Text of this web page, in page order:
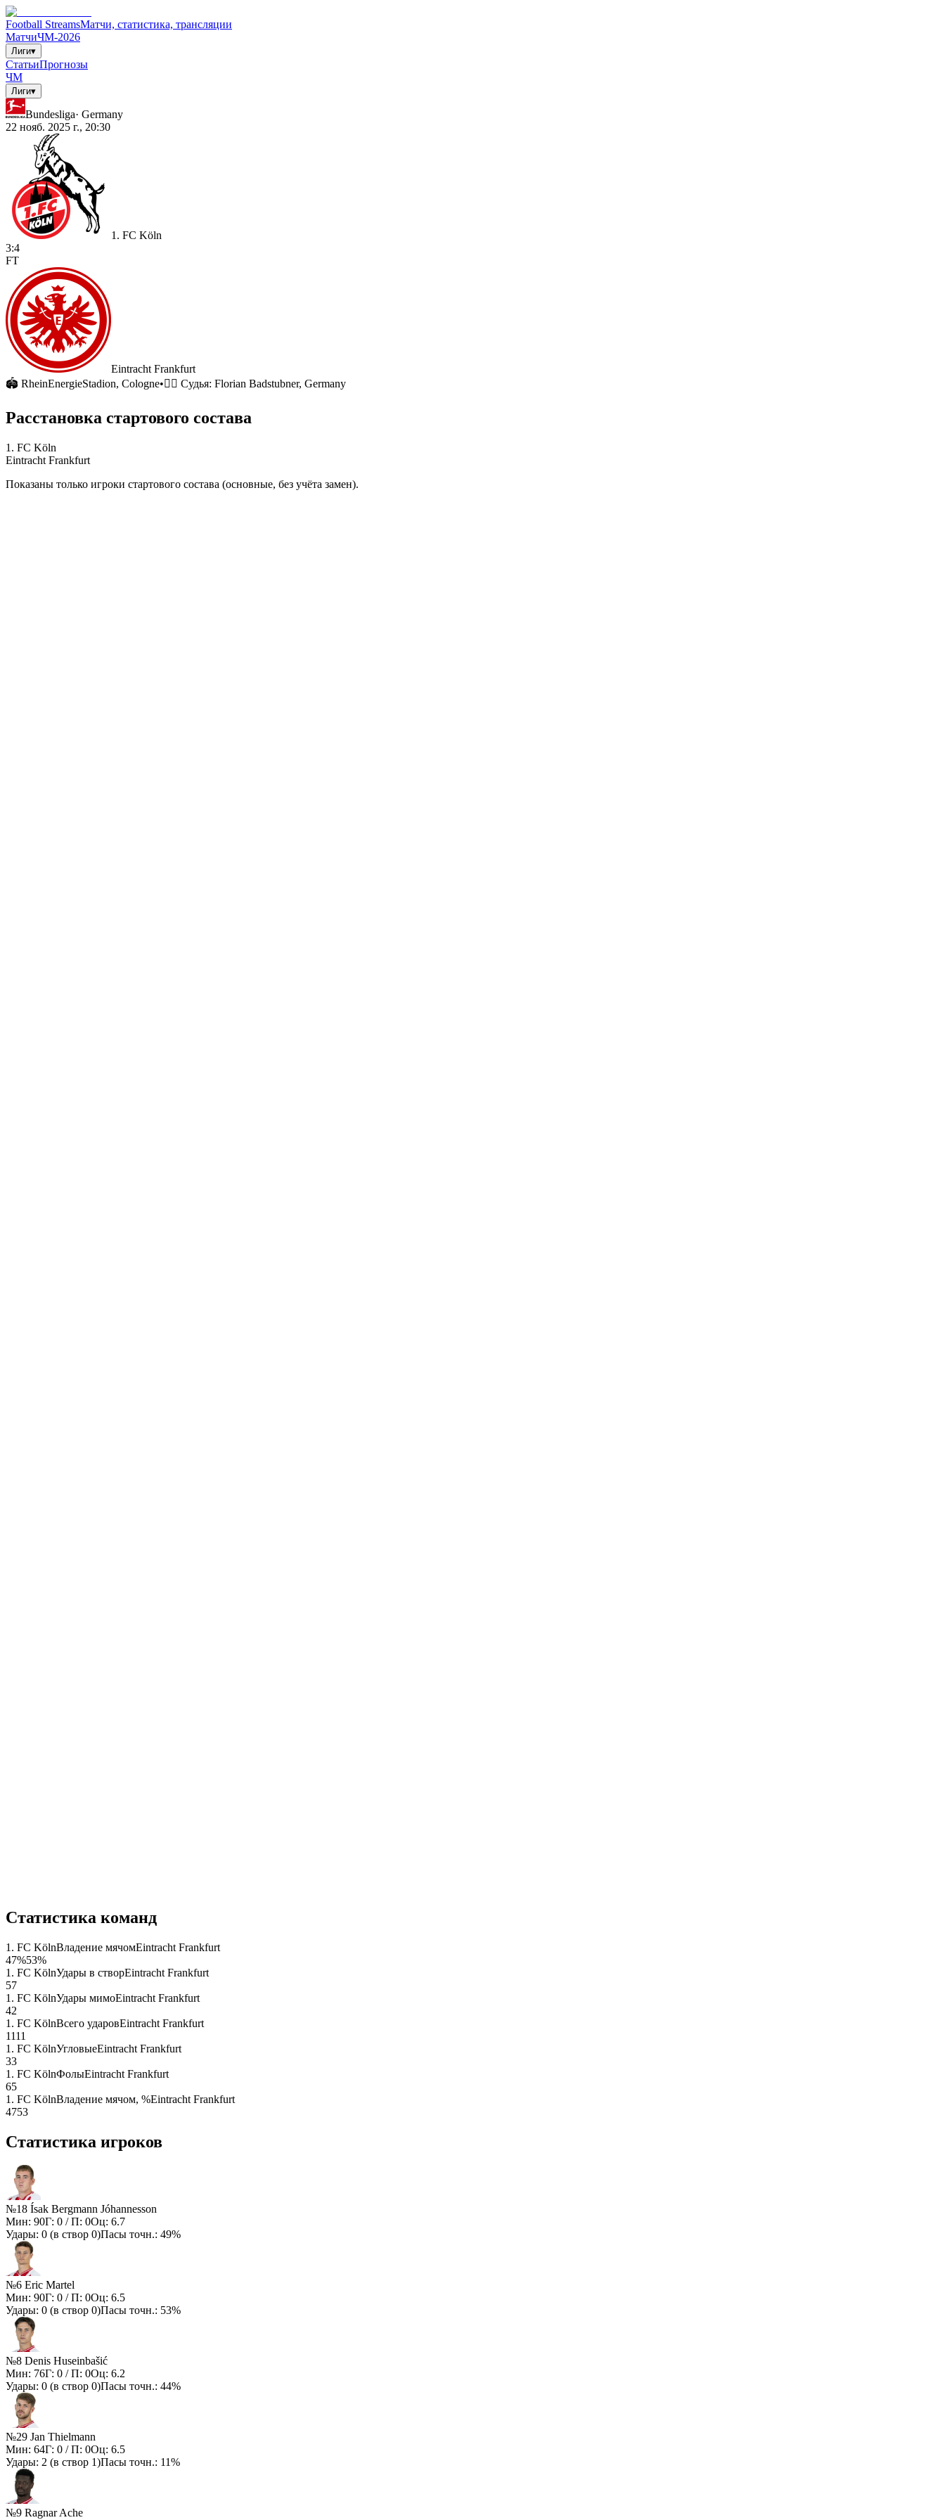
Football StreamsМатчи, статистика, трансляции
МатчиЧМ-2026
Лиги▾
СтатьиПрогнозы
ЧМ
Лиги▾
Bundesliga· Germany
22 нояб. 2025 г., 20:30
1. FC Köln
3:4
FT
Eintracht Frankfurt
🏟 RheinEnergieStadion, Cologne•🧑‍⚖️ Судья: Florian Badstubner, Germany
Расстановка стартового состава
1. FC Köln
Eintracht Frankfurt
Показаны только игроки стартового состава (основные, без учёта замен).
Статистика команд
1. FC KölnВладение мячомEintracht Frankfurt
47%53%
1. FC KölnУдары в створEintracht Frankfurt
57
1. FC KölnУдары мимоEintracht Frankfurt
42
1. FC KölnВсего ударовEintracht Frankfurt
1111
1. FC KölnУгловыеEintracht Frankfurt
33
1. FC KölnФолыEintracht Frankfurt
65
1. FC KölnВладение мячом, %Eintracht Frankfurt
4753
Статистика игроков
№18 Ísak Bergmann Jóhannesson
Мин: 90Г: 0 / П: 0Оц: 6.7
Удары: 0 (в створ 0)Пасы точн.: 49%
№6 Eric Martel
Мин: 90Г: 0 / П: 0Оц: 6.5
Удары: 0 (в створ 0)Пасы точн.: 53%
№8 Denis Huseinbašić
Мин: 76Г: 0 / П: 0Оц: 6.2
Удары: 0 (в створ 0)Пасы точн.: 44%
№29 Jan Thielmann
Мин: 64Г: 0 / П: 0Оц: 6.5
Удары: 2 (в створ 1)Пасы точн.: 11%
№9 Ragnar Ache